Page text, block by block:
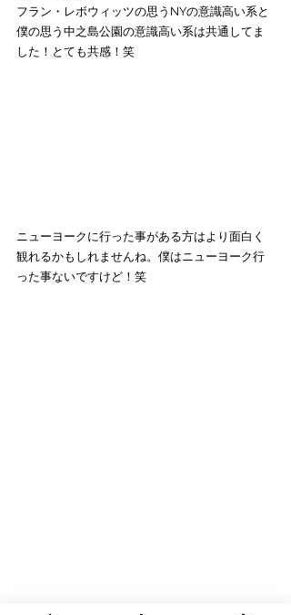
フラン・レボウィッツの思うNYの意識高い系と
僕の思う中之島公園の意識高い系は共通してま
した！とても共感！笑
ニューヨークに行った事がある方はより面白く
観れるかもしれませんね。僕はニューヨーク行
った事ないですけど！笑